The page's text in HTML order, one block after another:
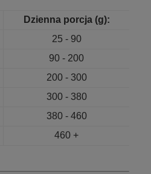
Dzienna porcja (g):
25 - 90
90 - 200
200 - 300
300 - 380
380 - 460
460 +